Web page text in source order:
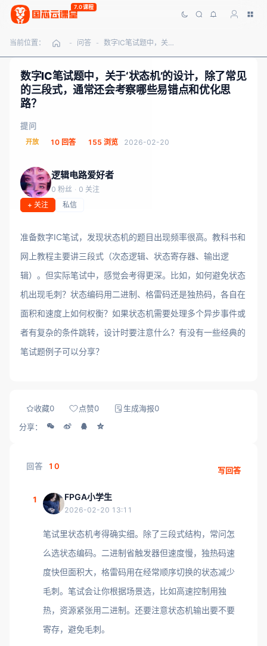
7.0课程
当前位置： - 问答 - 数字IC笔试题中，关于‘状态机’的设计，除了常见的三段式，通常还会考察哪些易错点和优化思路？
数字IC笔试题中，关于‘状态机’的设计，除了常见
的三段式，通常还会考察哪些易错点和优化思
路？
提问
开放 10 回答 155 浏览 2026-02-20
逻辑电路爱好者
0 粉丝 · 0 关注
+ 关注
私信
准备数字IC笔试，发现状态机的题目出现频率很高。教科书和
网上教程主要讲三段式（次态逻辑、状态寄存器、输出逻
辑）。但实际笔试中，感觉会考得更深。比如，如何避免状态
机出现毛刺？状态编码用二进制、格雷码还是独热码，各自在
面积和速度上如何权衡？如果状态机需要处理多个异步事件或
者有复杂的条件跳转，设计时要注意什么？有没有一些经典的
笔试题例子可以分享？
收藏0 点赞0 生成海报0
分享：
回答 10 写回答
1 FPGA小学生
2026-02-20 13:11
笔试里状态机考得确实细。除了三段式结构，常问怎
么选状态编码。二进制省触发器但速度慢，独热码速
度快但面积大，格雷码用在经常顺序切换的状态减少
毛刺。笔试会让你根据场景选，比如高速控制用独
热，资源紧张用二进制。还要注意状态机输出要不要
寄存，避免毛刺。